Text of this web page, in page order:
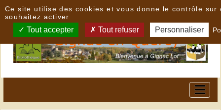
Ce site utilise des cookies et vous donne le contrôle sur
souhaitez activer
Tout accepter Tout refuser Personnaliser